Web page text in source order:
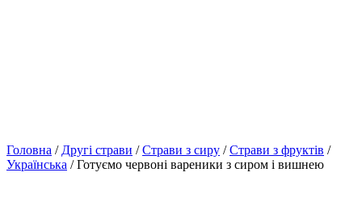
Головна /Другі страви /Страви з сиру /Страви з фруктів /
Українська / Готуємо червоні вареники з сиром і вишнею